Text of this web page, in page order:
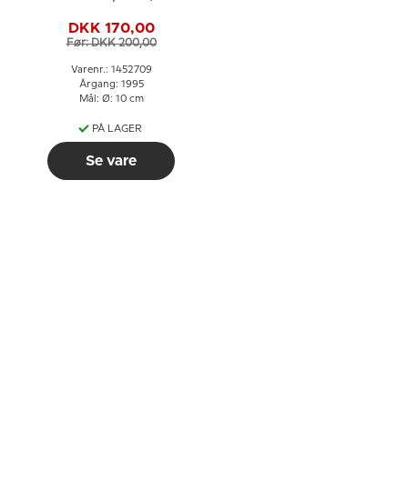
DKK 170,00
Før: DKK 200,00
Varenr.: 1452709
Årgang: 1995
Mål: Ø: 10 cm
PÅ LAGER
Se vare